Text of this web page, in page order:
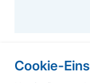
Cookie-